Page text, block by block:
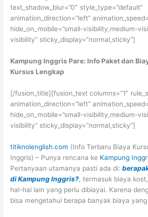
text_shadow_blur=”0″ style_type=”default”
animation_direction=”left”
hide_on_mobile=”small-visibility,medium-
visibility” sticky_display=”normal,sticky”]
Kampung Inggris Pare: Info Paket dan
Kursus Lengkap
[/fusion_title][fusion_text columns=”1″
animation_direction=”left”
hide_on_mobile=”small-visibility,medium-
visibility” sticky_display=”normal,sticky”]
titiknolenglish.com (Info Terbaru Biaya
Inggris) – Punya rencana ke Kampung
Pertanyaan utamanya pasti ada di:
di Kampung Inggris?, termasuk biaya
hal-hal lain yang perlu dibiayai. Karena
bisa mengetahui berapa banyak biaya